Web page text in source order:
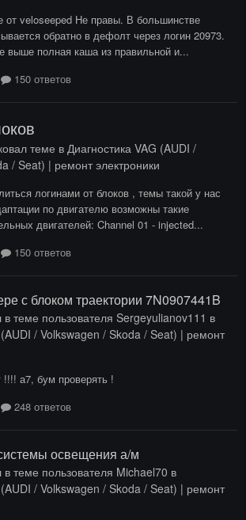
от veloseeped Не правы. В большинстве
обратно в дефолт через логин 20973.
выше полная каша из правильной и...
150 ответов
теме в Диагностика VAG (AUDI /
/ Seat) | ремонт электроники
логинами от блоков , темы такой у нас
по двигателю возможны такие
двигателей: Channel 01 - injected...
150 ответов
с блоком траектории 7N0907441B
в теме пользователя Sergeyulianov111 в
(AUDI / Volkswagen / Skoda / Seat) | ремонт
!!!! а7, бум проверять !
248 ответов
освещения а/м
в теме пользователя Michael70 в
(AUDI / Volkswagen / Skoda / Seat) | ремонт